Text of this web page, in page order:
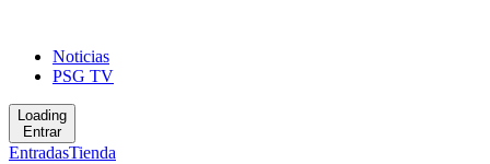
Noticias
PSG TV
Loading
Entrar
EntradasTienda